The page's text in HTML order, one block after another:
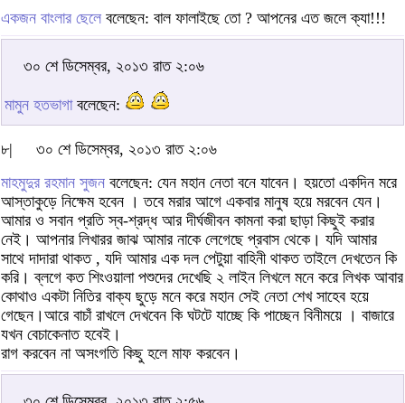
একজন বাংলার ছেলে বলেছেন: বাল ফালাইছে তো ? আপনের এত জলে ক্যা!!!
৩০ শে ডিসেম্বর, ২০১৩ রাত ২:০৬
মামুন হতভাগাবলেছেন:
৮|
৩০ শে ডিসেম্বর, ২০১৩ রাত ২:০৬
মাহমুদুর রহমান সুজন বলেছেন: যেন মহান নেতা বনে যাবেন। হয়তো একদিন মরে
আস্তাকুড়ে নিক্ষেম হবেন । তবে মরার আগে একবার মানুষ হয়ে মরবেন যেন।
আমার ও সবান প্রতি স্ব-শ্রদ্ধ আর দীর্ঘজীবন কামনা করা ছাড়া কিছুই করার
নেই। আপনার লিখারর জাঝ আমার নাকে লেগেছে প্রবাস থেকে। যদি আমার
সাথে দাদারা থাকত , যদি আমার এক দল পেটুয়া বাহিনী থাকত তাইলে দেখতেন কি
করি। ব্লগে কত শিংওয়ালা পশুদের দেখেছি ২ লাইন লিখলে মনে করে লিখক আবার
কোথাও একটা নিতির বাক্য ছুড়ে মনে করে মহান সেই নেতা শেখ সাহেব হয়ে
গেছেন।আরে বাচাঁ রাখলে দেখবেন কি ঘটটে যাচ্ছে কি পাচ্ছেন বিনীময়ে । বাজারে
যখন বেচাকেনাত হবেই।
রাগ করবেন না অসংগতি কিছু হলে মাফ করবেন।